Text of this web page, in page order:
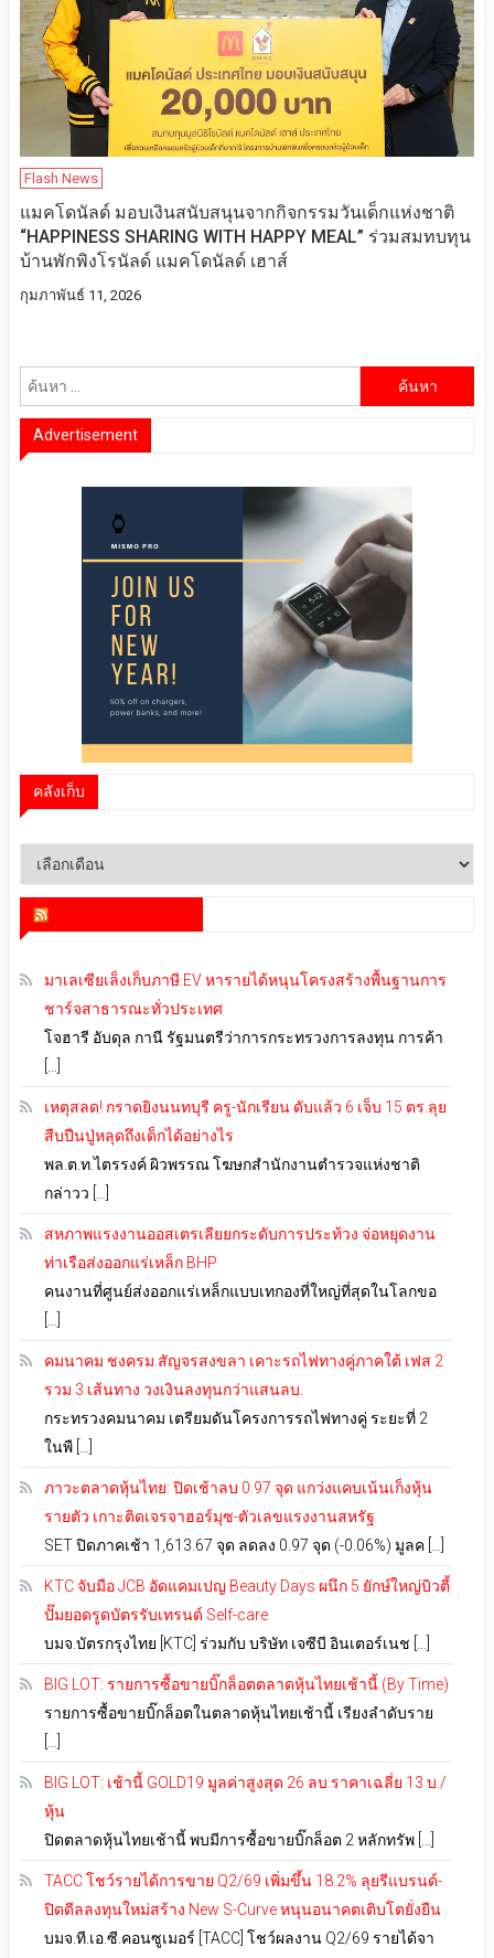
Flash News
แมคโดนัลด์ มอบเงินสนับสนุนจากกิจกรรมวันเด็กแห่งชาติ
“HAPPINESS SHARING WITH HAPPY MEAL” ร่วมสมทบทุน
บ้านพักพิงโรนัลด์ แมคโดนัลด์ เฮาส์
กุมภาพันธ์ 11, 2026
Advertisement
คลังเก็บ
คลัง
มาเลเซียเล็งเก็บภาษี EV หารายได้หนุนโครงสร้างพื้นฐานการ
ชาร์จสาธารณะทั่วประเทศ
โจฮารี อับดุล กานี รัฐมนตรีว่าการกระทรวงการลงทุน การค้า
เหตุสลด! กราดยิงนนทบุรี ครู-นักเรียน ดับแล้ว 6 เจ็บ 15 ตร.ลุย
สืบปืนปู่หลุดถึงเด็กได้อย่างไร
พล.ต.ท.ไตรรงค์ ผิวพรรณ โฆษกสำนักงานตำรวจแห่งชาติ
กล่าวว […]
สหภาพแรงงานออสเตรเลียยกระดับการประท้วง จ่อหยุดงาน
ท่าเรือส่งออกแร่เหล็ก BHP
คนงานที่ศูนย์ส่งออกแร่เหล็กแบบเทกองที่ใหญ่ที่สุดในโลกขอ
คมนาคม ชงครม.สัญจรสงขลา เคาะรถไฟทางคู่ภาคใต้ เฟส 2
รวม 3 เส้นทาง วงเงินลงทุนกว่าแสนลบ.
กระทรวงคมนาคม เตรียมดันโครงการรถไฟทางคู่ ระยะที่ 2
ในพื […]
ภาวะตลาดหุ้นไทย: ปิดเช้าลบ 0.97 จุด แกว่งแคบเน้นเก็งหุ้น
รายตัว เกาะติดเจรจาฮอร์มุซ-ตัวเลขแรงงานสหรัฐ
SET ปิดภาคเช้า 1,613.67 จุด ลดลง 0.97 จุด (-0.06%) มูลค […]
KTC จับมือ JCB อัดแคมเปญ Beauty Days ผนึก 5 ยักษ์ใหญ่บิวตี้
ปั๊มยอดรูดบัตรรับเทรนด์ Self-care
บมจ.บัตรกรุงไทย [KTC] ร่วมกับ บริษัท เจซีบี อินเตอร์เนช […]
BIG LOT: รายการซื้อขายบิ๊กล็อตตลาดหุ้นไทยเช้านี้ (By Time)
รายการซื้อขายบิ๊กล็อตในตลาดหุ้นไทยเช้านี้ เรียงลำดับราย
BIG LOT: เช้านี้ GOLD19 มูลค่าสูงสุด 26 ลบ.ราคาเฉลี่ย 13 บ./
หุ้น
ปิดตลาดหุ้นไทยเช้านี้ พบมีการซื้อขายบิ๊กล็อต 2 หลักทรัพ […]
TACC โชว์รายได้การขาย Q2/69 เพิ่มขึ้น 18.2% ลุยรีแบรนด์-
ปิดดีลลงทุนใหม่สร้าง New S-Curve หนุนอนาคตเติบโตยั่งยืน
บมจ.ที.เอ.ซี.คอนซูเมอร์ [TACC] โชว์ผลงาน Q2/69 รายได้จา